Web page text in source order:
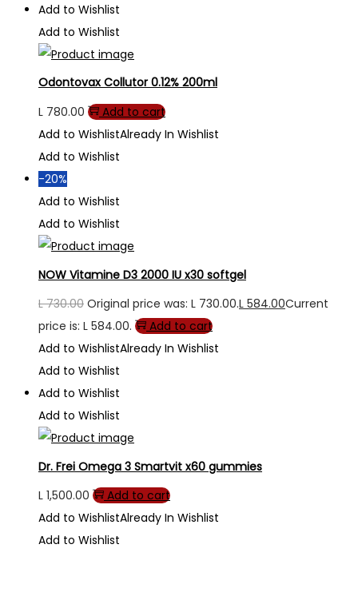
Add to Wishlist
Add to Wishlist
Odontovax Collutor 0.12% 200ml
L 780.00
Add to cart
Add to WishlistAlready In Wishlist
Add to Wishlist
-20%
Add to Wishlist
Add to Wishlist
NOW Vitamine D3 2000 IU x30 softgel
L730.00 Original price was: L 730.00.L 584.00Current
price is: L 584.00.
Add to cart
Add to WishlistAlready In Wishlist
Add to Wishlist
Add to Wishlist
Add to Wishlist
Dr. Frei Omega 3 Smartvit x60 gummies
L 1,500.00
Add to cart
Add to WishlistAlready In Wishlist
Add to Wishlist